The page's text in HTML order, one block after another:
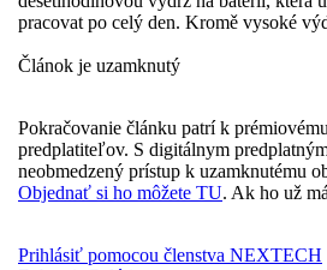
pracovat po celý den. Kromě vysoké
Článok je uzamknutý
Pokračovanie článku patrí k
predplatiteľov. S digitálnym
neobmedzený prístup k uzamknutému
Objednať si ho môžete TU. Ak ho už
Prihlásiť pomocou členstva NEXTECH